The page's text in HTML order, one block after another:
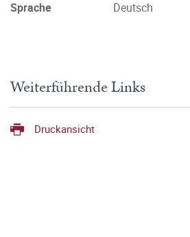
Sprache
Deutsch
Weiterführende Links
Druckansicht